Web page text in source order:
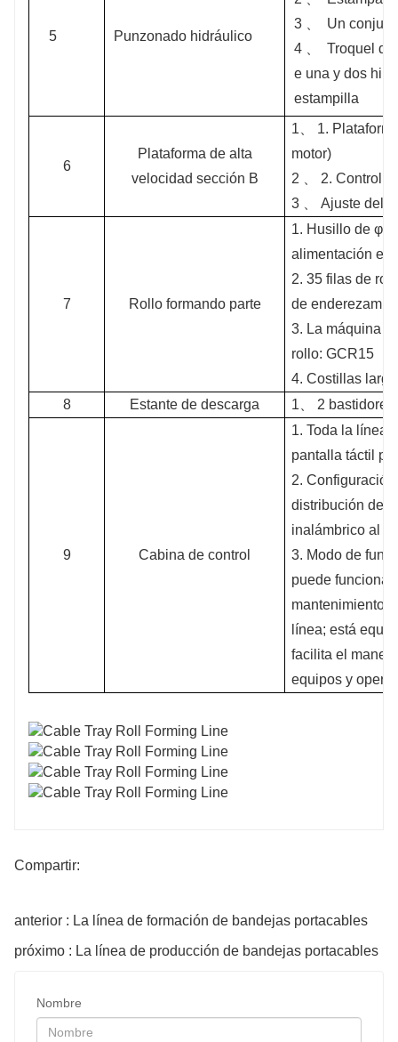
5 Punzonado hidráulico
3 、
Un
4 、
Troquel
e una y dos
estampilla
6
Plataforma de alta
velocidad sección B
1、 1.
motor)
2 、 2. Control
3 、 Ajuste del
7 Rollo formando parte
1. Husillo de
alimentación
2. 35 filas de
de
3. La máquina
rollo: GCR15
4. Costillas
8
Estante de descarga 1、 2
9 Cabina de control
1. Toda la línea
pantalla táctil
2.
distribución de
inalámbrico al
3. Modo de
puede
mantenimiento;
línea; está
facilita el
equipos y
Compartir:
anterior : La línea de formación de bandejas portacables
próximo : La línea de producción de bandejas portacables
Nombre